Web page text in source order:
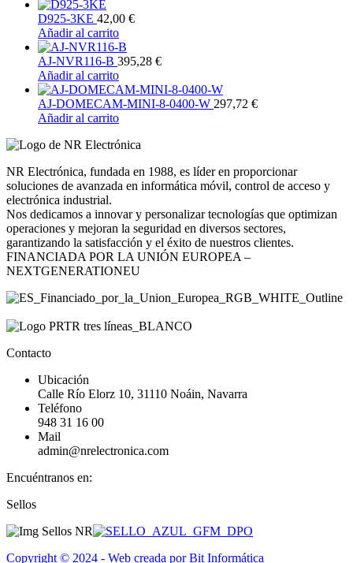
D925-3KE 42,00 €
Añadir al carrito
AJ-NVR116-B 395,28 €
Añadir al carrito
AJ-DOMECAM-MINI-8-0400-W 297,72 €
Añadir al carrito
NR Electrónica, fundada en 1988, es líder en proporcionar
soluciones de avanzada en informática móvil, control de acceso y
electrónica industrial.
Nos dedicamos a innovar y personalizar tecnologías que optimizan
operaciones y mejoran la seguridad en diversos sectores,
garantizando la satisfacción y el éxito de nuestros clientes.
FINANCIADA POR LA UNIÓN EUROPEA –
NEXTGENERATIONEU
Contacto
Ubicación
Calle Río Elorz 10, 31110 Noáin, Navarra
Teléfono
948 31 16 00
Mail
admin@nrelectronica.com
Encuéntranos en:
Facebook
opens
Linkedin
opens
Instagram
opens
Sellos
Copyright © 2024 - Web creada por Bit Informática